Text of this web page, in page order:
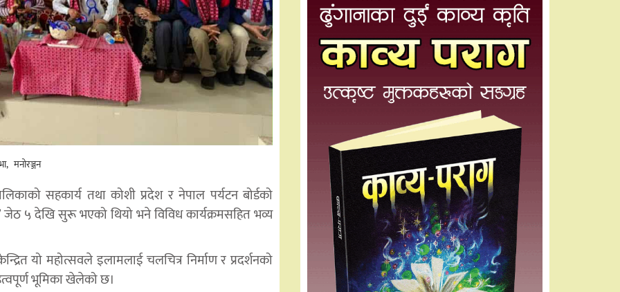
मनोरञ्जन
सहकार्य तथा कोशी प्रदेश र नेपाल पर्यटन बोर्डको
जेठ ५ देखि सुरू भएको थियो भने विविध कार्यक्रमसहित भव्य
यो महोत्सवले इलामलाई चलचित्र निर्माण र प्रदर्शनको
भूमिका खेलेको छ।